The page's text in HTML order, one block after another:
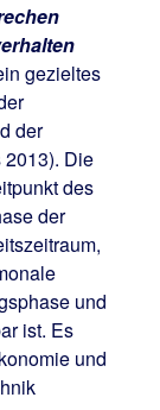
gezieltes
der
2013). Die
des
der
und
ist. Es
und